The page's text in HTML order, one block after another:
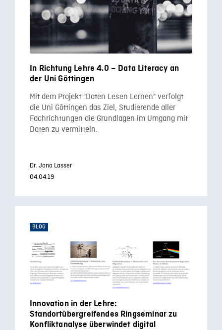
In Richtung Lehre 4.0 – Data Literacy an
der Uni Göttingen
Mit dem Projekt "Daten Lesen Lernen" verfolgt
die Uni Göttingen das Ziel, Studierende aller
Fachrichtungen die Grundlagen im Umgang mit
Daten zu vermitteln.
Dr. Jana Lasser
04.04.19
BLOG
Innovation in der Lehre:
Standortübergreifendes Ringseminar zu
Konfliktanalyse überwindet digital